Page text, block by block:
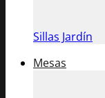
Sillas Jardín
Mesas